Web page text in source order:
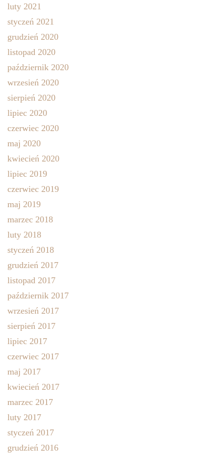
luty 2021
styczeń 2021
grudzień 2020
listopad 2020
październik 2020
wrzesień 2020
sierpień 2020
lipiec 2020
czerwiec 2020
maj 2020
kwiecień 2020
lipiec 2019
czerwiec 2019
maj 2019
marzec 2018
luty 2018
styczeń 2018
grudzień 2017
listopad 2017
październik 2017
wrzesień 2017
sierpień 2017
lipiec 2017
czerwiec 2017
maj 2017
kwiecień 2017
marzec 2017
luty 2017
styczeń 2017
grudzień 2016